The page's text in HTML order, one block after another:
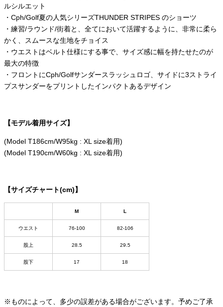
ルシルエット
・Cph/Golf夏の人気シリーズTHUNDER STRIPES のショーツ
・練習/ラウンド/街着と、全てにおいて活躍するように、非常に柔ら
かく、スムースな生地をチョイス
・ウエストはベルト仕様にする事で、サイズ感に幅を持たせたのが
最大の特徴
・フロントにCph/Golfサンダースラッシュロゴ、サイドに3ストライ
プスサンダーをプリントしたインパクトあるデザイン
【モデル着用サイズ】
(Model T186cm/W95kg : XL size着用)
(Model T190cm/W60kg : XL size着用)
【サイズチャート(cm)】
M L
ウエスト 76-100 82-106
股上 28.5 29.5
股下 17 18
※ものによって、多少の誤差がある場合がございます。予めご了承